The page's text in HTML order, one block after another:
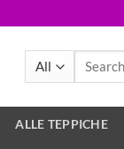
Search
ALLE TEPPICHE